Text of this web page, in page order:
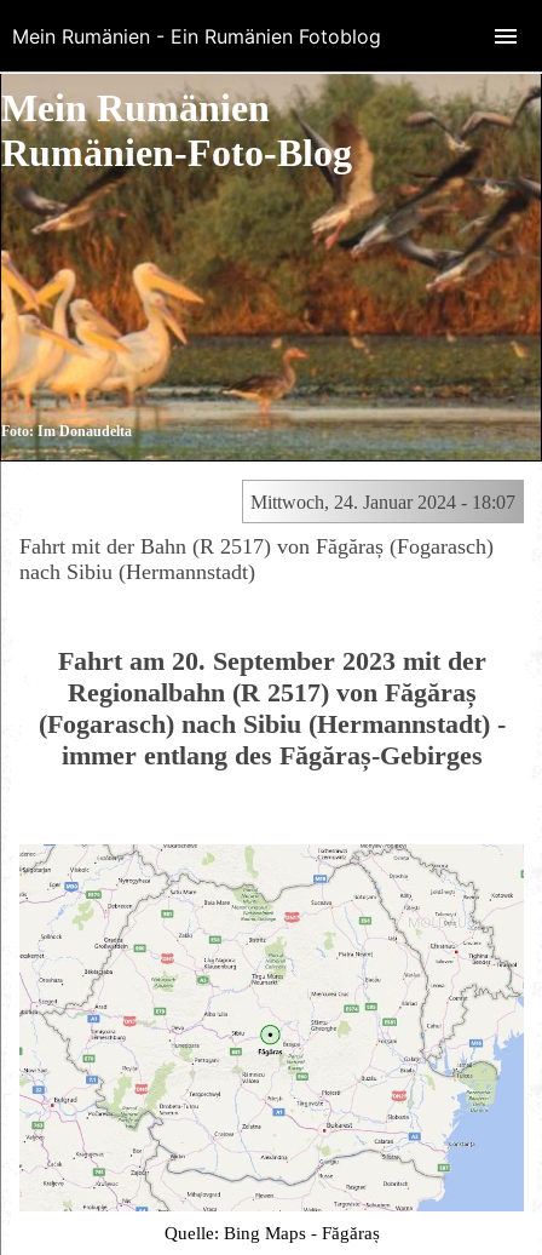
Mein Rumänien
Rumänien-Foto-Blog
Foto: Im Donaudelta
Mittwoch, 24. Januar 2024 - 18:07
Fahrt mit der Bahn (R 2517) von Făgăraș (Fogarasch)
nach Sibiu (Hermannstadt)
Fahrt am 20. September 2023 mit der
Regionalbahn (R 2517) von Făgăraș
(Fogarasch) nach Sibiu (Hermannstadt) -
immer entlang des Făgăraș-Gebirges
Quelle: Bing Maps - Făgăraș
Mein Rumänien - Ein Rumänien Fotoblog